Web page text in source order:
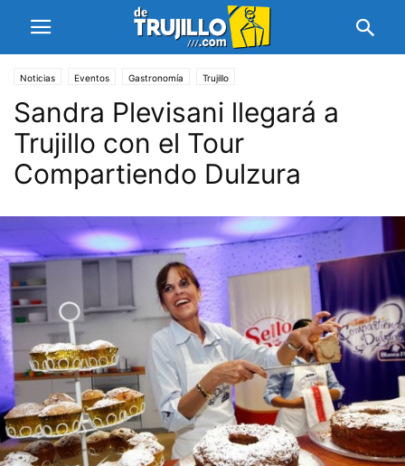
Noticias Eventos Gastronomía Trujillo
Sandra Plevisani llegará a
Trujillo con el Tour
Compartiendo Dulzura